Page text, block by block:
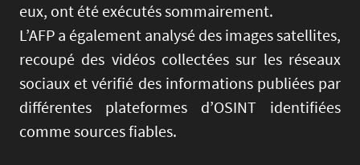
eux, ont été exécutés sommairement.
L’AFP a également analysé des images satellites,
recoupé des vidéos collectées sur les réseaux
sociaux et vérifié des informations publiées par
différentes plateformes d’OSINT identifiées
comme sources fiables.